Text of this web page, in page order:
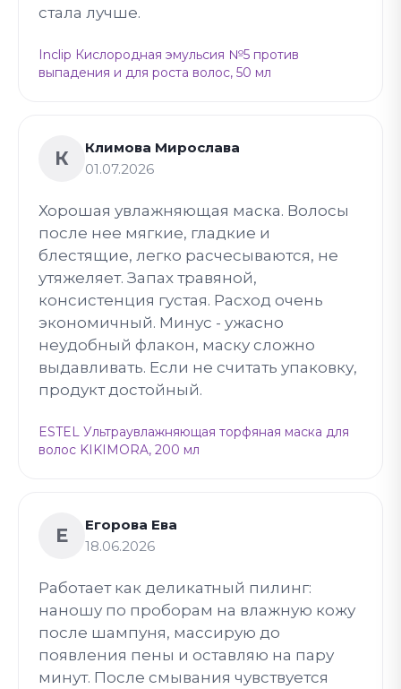
стала лучше.
Inclip Кислородная эмульсия №5 против
выпадения и для роста волос, 50 мл
К
Климова Мирослава
01.07.2026
Хорошая увлажняющая маска. Волосы
после нее мягкие, гладкие и
блестящие, легко расчесываются, не
утяжеляет. Запах травяной,
консистенция густая. Расход очень
экономичный. Минус - ужасно
неудобный флакон, маску сложно
выдавливать. Если не считать упаковку,
продукт достойный.
ESTEL Ультраувлажняющая торфяная маска для
волос KIKIMORA, 200 мл
Е
Егорова Ева
18.06.2026
Работает как деликатный пилинг:
наношу по проборам на влажную кожу
после шампуня, массирую до
появления пены и оставляю на пару
минут. После смывания чувствуется